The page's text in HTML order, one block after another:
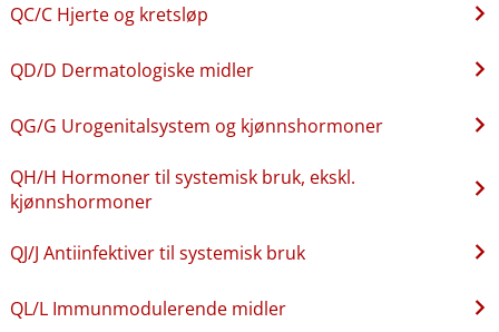
QC​/​C Hjerte og kretsløp
QD​/​D Dermatologiske midler
QG​/​G Urogenitalsystem og kjønnshormoner
QH​/​H Hormoner til systemisk bruk, ekskl.
kjønnshormoner
QJ​/​J Antiinfektiver til systemisk bruk
QL​/​L Immunmodulerende midler